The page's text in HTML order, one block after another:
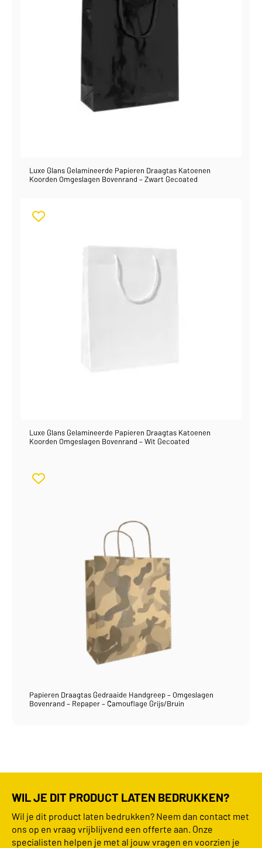
Luxe Glans Gelamineerde Papieren Draagtas Katoenen
Koorden Omgeslagen Bovenrand – Zwart Gecoated
Luxe Glans Gelamineerde Papieren Draagtas Katoenen
Koorden Omgeslagen Bovenrand – Wit Gecoated
Papieren Draagtas Gedraaide Handgreep – Omgeslagen
Bovenrand – Repaper – Camouflage Grijs/Bruin
WIL JE DIT PRODUCT LATEN BEDRUKKEN?
Wil je dit product laten bedrukken? Neem dan contact met
ons op en vraag vrijblijvend een offerte aan. Onze
specialisten helpen je met al jouw vragen en voorzien je